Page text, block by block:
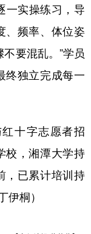
西藏
宁夏
عربى
一实操练习，导
、频率、体位姿
要混乱。”学员
终独立完成每一
十字志愿者招
校，湘潭大学持
，已累计培训持
桐）